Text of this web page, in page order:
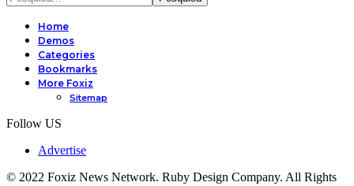
Home
Demos
Categories
Bookmarks
More Foxiz
Sitemap
Follow US
Advertise
© 2022 Foxiz News Network. Ruby Design Company. All Rights